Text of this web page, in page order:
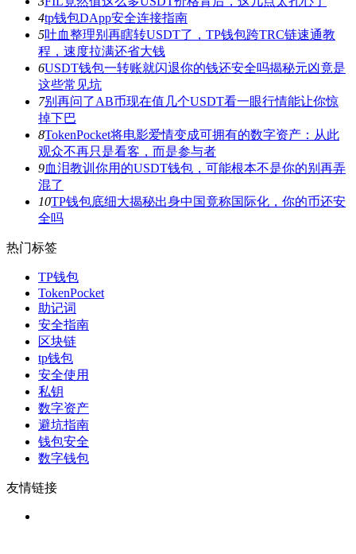
4tp钱包DApp安全连接指南
5吐血整理别再瞎转USDT了，TP钱包跨TRC链速通教
程，速度拉满还省大钱
6USDT钱包一转账就闪退你的钱还安全吗揭秘元凶竟是
这些常见坑
7别再问了AB币现在值几个USDT看一眼行情能让你惊
掉下巴
8TokenPocket将电影爱情变成可拥有的数字资产：从此
观众不再只是看客，而是参与者
9血泪教训你用的USDT钱包，可能根本不是你的别再弄
混了
10TP钱包底细大揭秘出身中国竟称国际化，你的币还安
全吗
热门标签
TP钱包
TokenPocket
助记词
安全指南
区块链
tp钱包
安全使用
私钥
数字资产
避坑指南
钱包安全
数字钱包
友情链接